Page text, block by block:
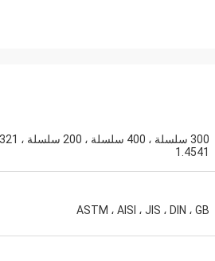
1.4541
ASTM ، AISI ، JIS ، DIN ، GB